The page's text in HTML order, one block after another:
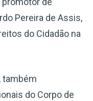
Pereira de Assis,
do Cidadão na
também
do Corpo de